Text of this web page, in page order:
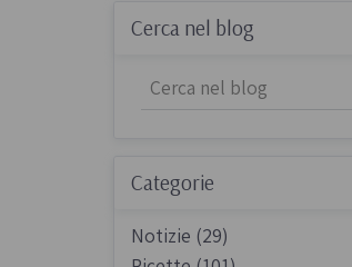
Conserve e sott'oli
vegetali
Cerca nel blog
Categorie
Notizie (29)